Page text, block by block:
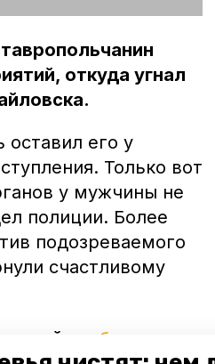
откуда угнал
его у
Только вот
у мужчины не
полиции. Более
подозреваемого
счастливому
районе был